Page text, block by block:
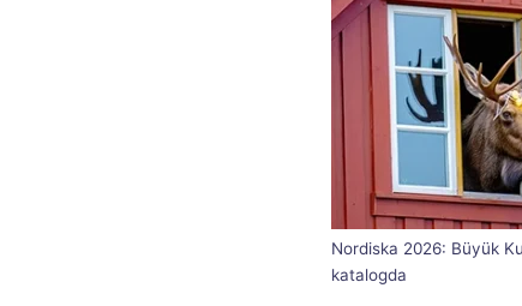
Nordiska 2026: Büyük
katalogda